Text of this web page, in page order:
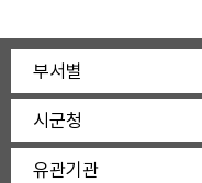
부서별
시군청
유관기관